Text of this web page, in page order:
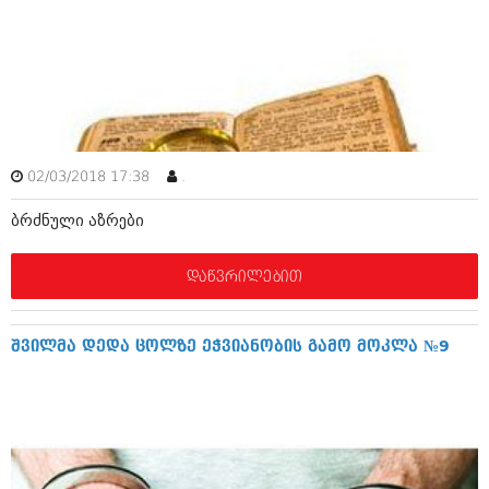
აგვისტო 2015 (286)
ივლისი 2015 (173)
აპრილი 2015 (208)
მარტი 2015 (365)
თებერვალი 2015 (286)
იანვარი 2015 (247)
დეკემბერი 2014 (342)
ოქტომბერი 2014 (292)
მაისი 2014 (313)
აპრილი 2014 (290)
02/03/2018 17:38 .
ბრძნული აზრები
დაწვრილებით
შვილმა დედა ცოლზე ეჭვიანობის გამო მოკლა №9